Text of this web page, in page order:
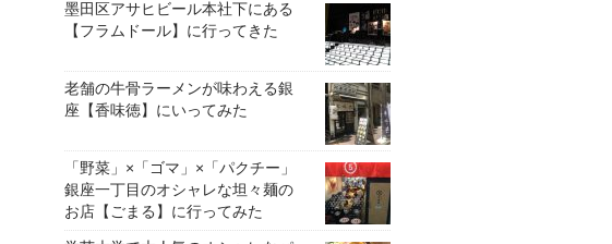
墨田区アサヒビール本社下にある
【フラムドール】に行ってきた
老舗の牛骨ラーメンが味わえる銀
座【香味徳】にいってみた
「野菜」×「ゴマ」×「パクチー」
銀座一丁目のオシャレな坦々麺の
お店【ごまる】に行ってみた